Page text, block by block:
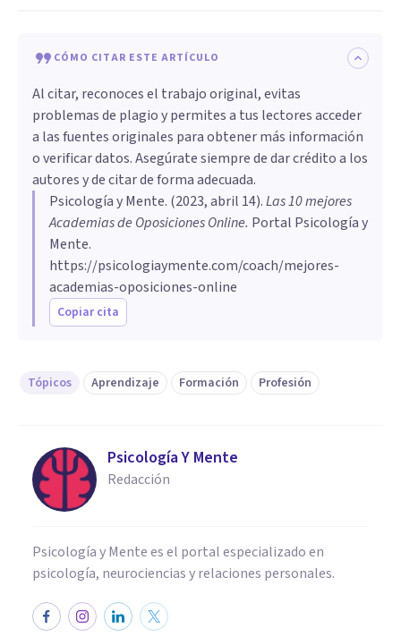
CÓMO CITAR ESTE ARTÍCULO
Al citar, reconoces el trabajo original, evitas
problemas de plagio y permites a tus lectores acceder
a las fuentes originales para obtener más información
o verificar datos. Asegúrate siempre de dar crédito a los
autores y de citar de forma adecuada.
Psicología y Mente. (2023, abril 14).Las 10 mejores
Academias de Oposiciones Online. Portal Psicología y
Mente.
https://psicologiaymente.com/coach/mejores-
academias-oposiciones-online
Copiar cita
Tópicos Aprendizaje Formación Profesión
Psicología Y Mente
Redacción
Psicología y Mente es el portal especializado en
psicología, neurociencias y relaciones personales.